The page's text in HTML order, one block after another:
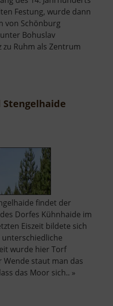
Festung, wurde dann
von Schönburg
Bohuslav
zu Ruhm als Zentrum
findet der
Dorfes Kühnhaide im
Eiszeit bildete sich
wurde hier Torf
Wende staut man das
das Moor sich.. »